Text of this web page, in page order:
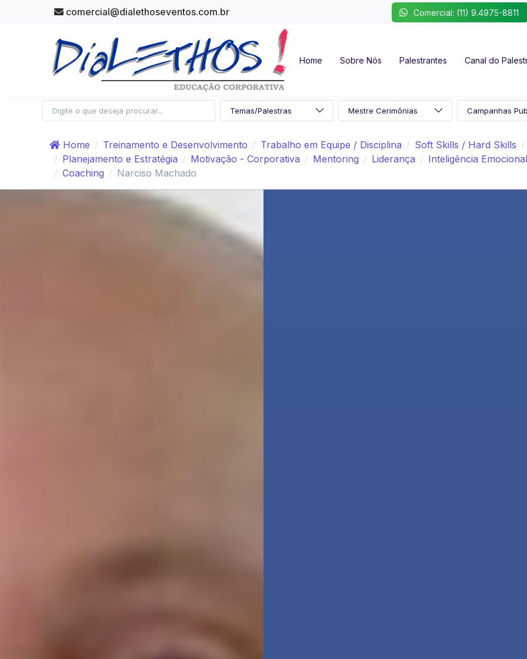
comercial@dialethoseventos.com.br Comercial: (11) 9.4975-8811
Home Sobre Nós Palestrantes Canal do
Home Treinamento e Desenvolvimento Trabalho em Equipe / Disciplina Soft Skills / Hard Skills
Planejamento e Estratégia
Motivação - Corporativa Mentoring Liderança Inteligência Emocional
Coaching
Narciso Machado